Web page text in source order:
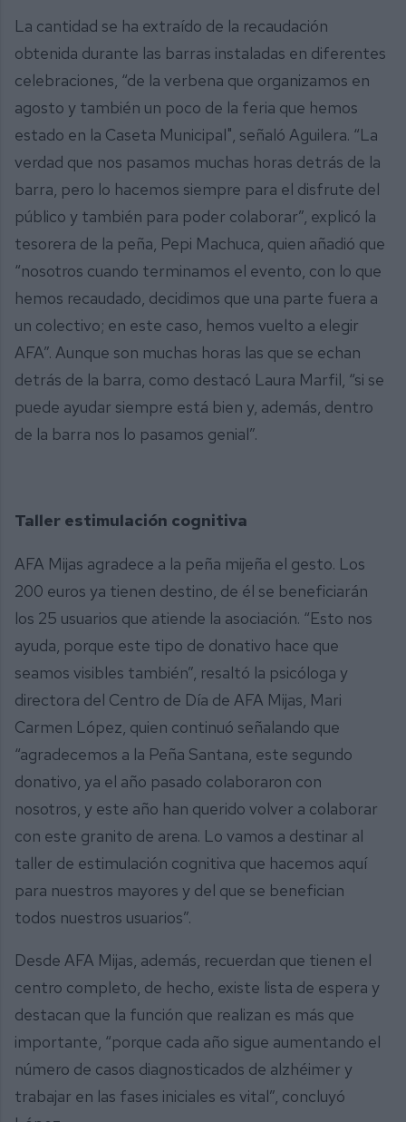
La cantidad se ha extraído de la recaudación
obtenida durante las barras instaladas en diferentes
celebraciones, “de la verbena que organizamos en
agosto y también un poco de la feria que hemos
estado en la Caseta Municipal", señaló Aguilera. “La
verdad que nos pasamos muchas horas detrás de la
barra, pero lo hacemos siempre para el disfrute del
público y también para poder colaborar”, explicó la
tesorera de la peña, Pepi Machuca, quien añadió que
“nosotros cuando terminamos el evento, con lo que
hemos recaudado, decidimos que una parte fuera a
un colectivo; en este caso, hemos vuelto a elegir
AFA”. Aunque son muchas horas las que se echan
detrás de la barra, como destacó Laura Marfil, “si se
puede ayudar siempre está bien y, además, dentro
de la barra nos lo pasamos genial”.
Taller estimulación cognitiva
AFA Mijas agradece a la peña mijeña el gesto. Los
200 euros ya tienen destino, de él se beneficiarán
los 25 usuarios que atiende la asociación. “Esto nos
ayuda, porque este tipo de donativo hace que
seamos visibles también”, resaltó la psicóloga y
directora del Centro de Día de AFA Mijas, Mari
Carmen López, quien continuó señalando que
“agradecemos a la Peña Santana, este segundo
donativo, ya el año pasado colaboraron con
nosotros, y este año han querido volver a colaborar
con este granito de arena. Lo vamos a destinar al
taller de estimulación cognitiva que hacemos aquí
para nuestros mayores y del que se benefician
todos nuestros usuarios”.
Desde AFA Mijas, además, recuerdan que tienen el
centro completo, de hecho, existe lista de espera y
destacan que la función que realizan es más que
importante, “porque cada año sigue aumentando el
número de casos diagnosticados de alzhéimer y
trabajar en las fases iniciales es vital”, concluyó